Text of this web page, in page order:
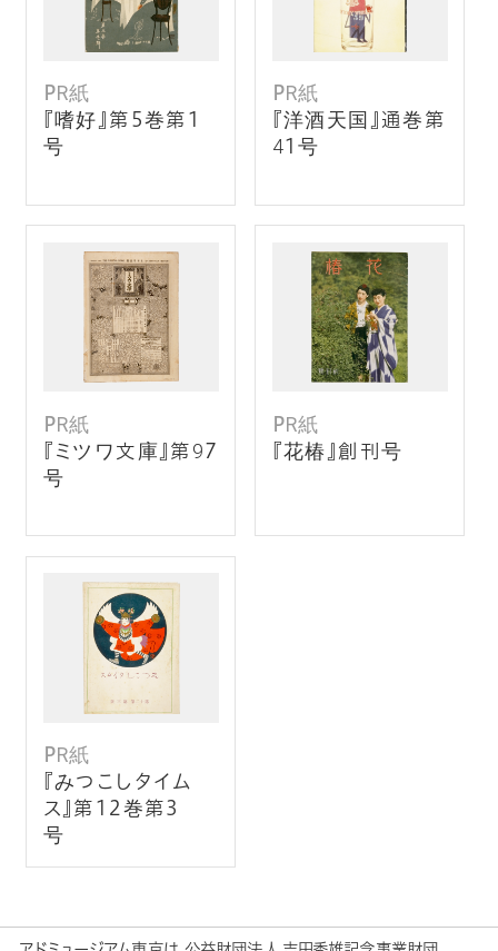
PR紙
『嗜好』第5巻第1
号
PR紙
『洋酒天国』通巻第
41号
PR紙
『ミツワ文庫』第97
号
PR紙
『花椿』創刊号
PR紙
『みつこしタイム
ス』第12巻第3
号